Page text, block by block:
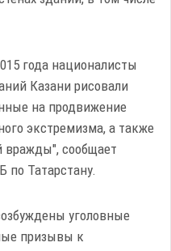
года националисты
Казани рисовали
на продвижение
экстремизма, а также
вражды", сообщает
по Татарстану.
уголовные
призывы к